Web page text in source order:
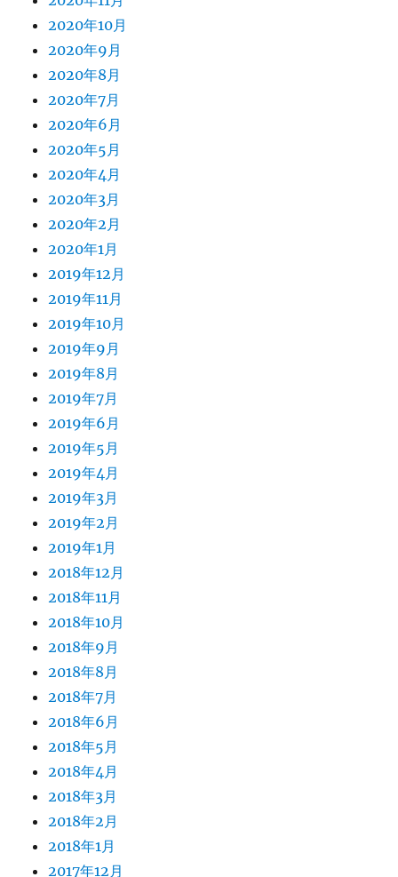
2020年10月
2020年9月
2020年8月
2020年7月
2020年6月
2020年5月
2020年4月
2020年3月
2020年2月
2020年1月
2019年12月
2019年11月
2019年10月
2019年9月
2019年8月
2019年7月
2019年6月
2019年5月
2019年4月
2019年3月
2019年2月
2019年1月
2018年12月
2018年11月
2018年10月
2018年9月
2018年8月
2018年7月
2018年6月
2018年5月
2018年4月
2018年3月
2018年2月
2018年1月
2017年12月